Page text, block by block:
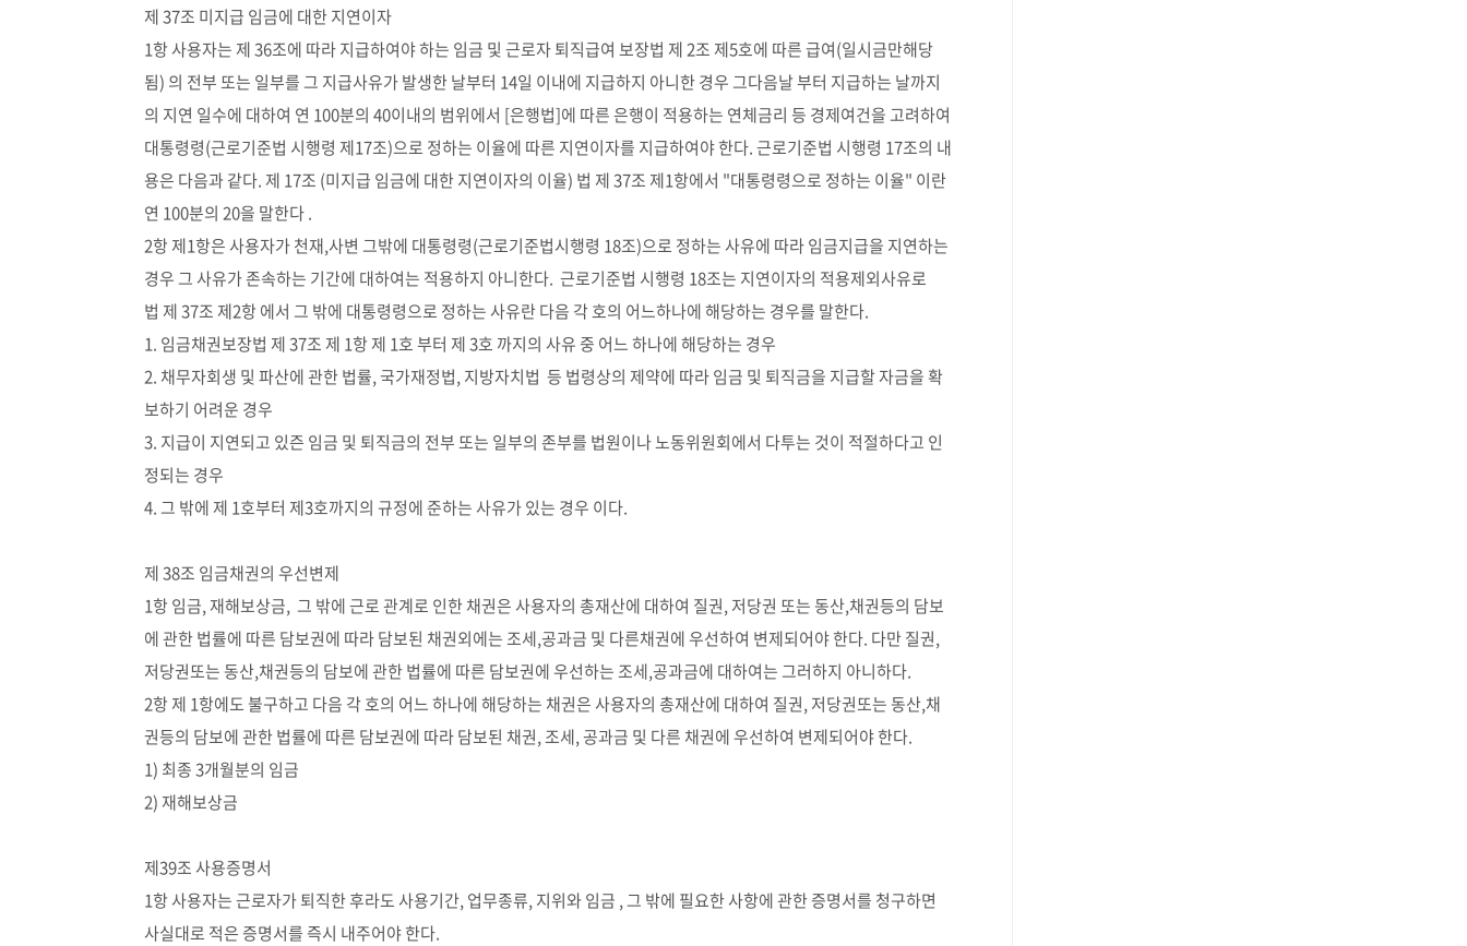
제 37조 미지급 임금에 대한 지연이자
1항 사용자는 제 36조에 따라 지급하여야 하는 임금 및 근로자 퇴직급여 보장법 제 2조 제5호에 따른 급여(일시금만해당
됨) 의 전부 또는 일부를 그 지급사유가 발생한 날부터 14일 이내에 지급하지 아니한 경우 그다음날 부터 지급하는 날까지
의 지연 일수에 대하여 연 100분의 40이내의 범위에서 [은행법]에 따른 은행이 적용하는 연체금리 등 경제여건을 고려하여
대통령령(근로기준법 시행령 제17조)으로 정하는 이율에 따른 지연이자를 지급하여야 한다. 근로기준법 시행령 17조의 내
용은 다음과 같다. 제 17조 (미지급 임금에 대한 지연이자의 이율) 법 제 37조 제1항에서 "대통령령으로 정하는 이율" 이란
연 100분의 20을 말한다 .
2항 제1항은 사용자가 천재,사변 그밖에 대통령령(근로기준법시행령 18조)으로 정하는 사유에 따라 임금지급을 지연하는
경우 그 사유가 존속하는 기간에 대하여는 적용하지 아니한다. 근로기준법 시행령 18조는 지연이자의 적용제외사유로
법 제 37조 제2항 에서 그 밖에 대통령령으로 정하는 사유란 다음 각 호의 어느하나에 해당하는 경우를 말한다.
1. 임금채권보장법 제 37조 제 1항 제 1호 부터 제 3호 까지의 사유 중 어느 하나에 해당하는 경우
2. 채무자회생 및 파산에 관한 법률, 국가재정법, 지방자치법 등 법령상의 제약에 따라 임금 및 퇴직금을 지급할 자금을 확
보하기 어려운 경우
3. 지급이 지연되고 있즌 임금 및 퇴직금의 전부 또는 일부의 존부를 법원이나 노동위원회에서 다투는 것이 적절하다고 인
정되는 경우
4. 그 밖에 제 1호부터 제3호까지의 규정에 준하는 사유가 있는 경우 이다.
제 38조 임금채권의 우선변제
1항 임금, 재해보상금, 그 밖에 근로 관계로 인한 채권은 사용자의 총재산에 대하여 질권, 저당권 또는 동산,채권등의 담보
에 관한 법률에 따른 담보권에 따라 담보된 채권외에는 조세,공과금 및 다른채권에 우선하여 변제되어야 한다. 다만 질권,
저당권또는 동산,채권등의 담보에 관한 법률에 따른 담보권에 우선하는 조세,공과금에 대하여는 그러하지 아니하다.
2항 제 1항에도 불구하고 다음 각 호의 어느 하나에 해당하는 채권은 사용자의 총재산에 대하여 질권, 저당권또는 동산,채
권등의 담보에 관한 법률에 따른 담보권에 따라 담보된 채권, 조세, 공과금 및 다른 채권에 우선하여 변제되어야 한다.
1) 최종 3개월분의 임금
2) 재해보상금
제39조 사용증명서
1항 사용자는 근로자가 퇴직한 후라도 사용기간, 업무종류, 지위와 임금 , 그 밖에 필요한 사항에 관한 증명서를 청구하면
사실대로 적은 증명서를 즉시 내주어야 한다.